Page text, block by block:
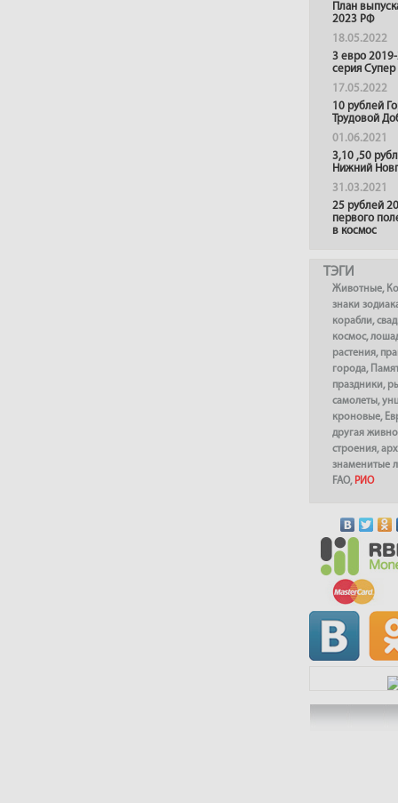
План
2023 РФ
18.05.2022
3 евро
серия
17.05.2022
10 рублей
Трудовой
01.06.2021
3,10 ,50
Нижний
31.03.2021
25 рублей
первого
в космос
ТЭГИ
Животные,
знаки
корабли,
космос,
растения,
города,
праздники,
самолеты,
кроновые,
другая
строения,
знаменитые
FAO, РИО